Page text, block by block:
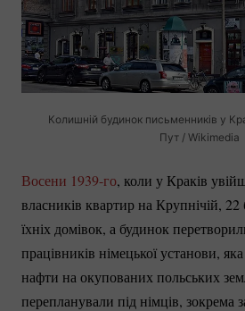
Колишній будинок письменників у
Пут / Wikimedia
Восени 1939-го, коли у Краків
власників квартир на Крупнічій,
їхніх домівок, а будинок
працівників німецької установи,
нафти на окупованих польських
перепланували під німців, зокрема